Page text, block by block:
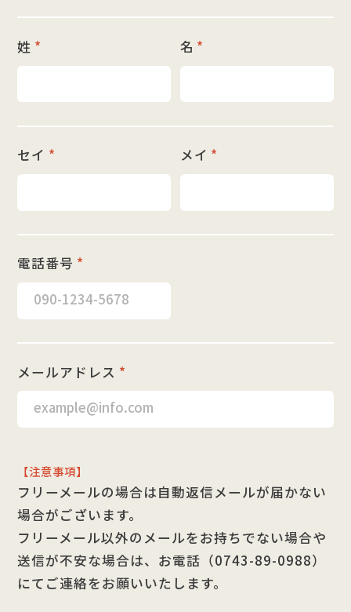
姓 * 名 *
セイ * メイ *
電話番号 *
メールアドレス *
【注意事項】
フリーメールの場合は自動返信メールが届かない
場合がございます。
フリーメール以外のメールをお持ちでない場合や
送信が不安な場合は、お電話（0743-89-0988）
にてご連絡をお願いいたします。